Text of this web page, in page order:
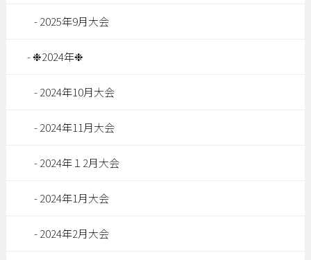
2025年9月大会
❉2024年❉
2024年10月大会
2024年11月大会
2024年１2月大会
2024年1月大会
2024年2月大会